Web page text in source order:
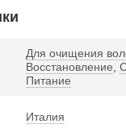
Для очищения
Восстановление,
Питание
Италия